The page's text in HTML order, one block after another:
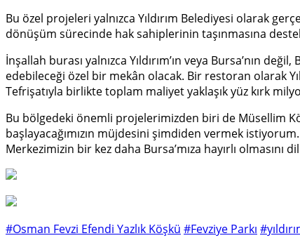
Bu özel projeleri yalnızca Yıldırım Belediyesi olarak
dönüşüm sürecinde hak sahiplerinin taşınmasına
İnşallah burası yalnızca Yıldırım’ın veya Bursa’nın
edebileceği özel bir mekân olacak. Bir restoran olarak
Tefrişatıyla birlikte toplam maliyet yaklaşık yüz kırk
Bu bölgedeki önemli projelerimizden biri de Müsellim
başlayacağımızın müjdesini şimdiden vermek
Merkezimizin bir kez daha Bursa’mıza hayırlı
#Osman Fevzi Efendi Yazlık Köşkü #Fevziye Parkı